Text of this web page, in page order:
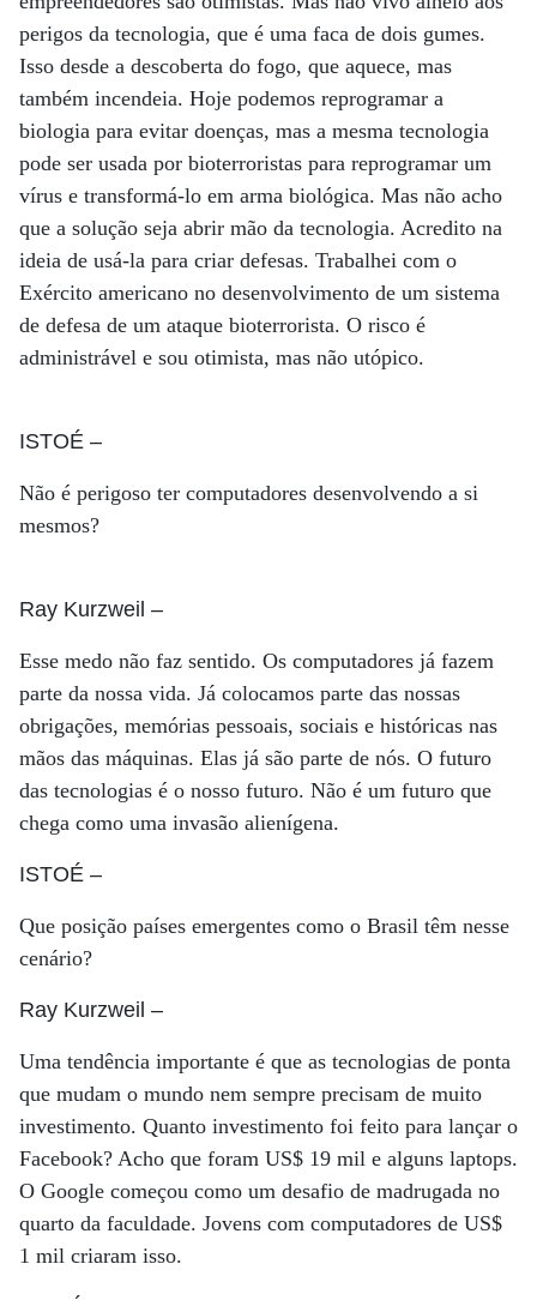
perigos da tecnologia, que é uma faca de dois gumes.
Isso desde a descoberta do fogo, que aquece, mas
também incendeia. Hoje podemos reprogramar a
biologia para evitar doenças, mas a mesma tecnologia
pode ser usada por bioterroristas para reprogramar um
vírus e transformá-lo em arma biológica. Mas não acho
que a solução seja abrir mão da tecnologia. Acredito na
ideia de usá-la para criar defesas. Trabalhei com o
Exército americano no desenvolvimento de um sistema
de defesa de um ataque bioterrorista. O risco é
administrável e sou otimista, mas não utópico.
ISTOÉ –
Não é perigoso ter computadores desenvolvendo a si
mesmos?
Ray Kurzweil –
Esse medo não faz sentido. Os computadores já fazem
parte da nossa vida. Já colocamos parte das nossas
obrigações, memórias pessoais, sociais e históricas nas
mãos das máquinas. Elas já são parte de nós. O futuro
das tecnologias é o nosso futuro. Não é um futuro que
chega como uma invasão alienígena.
ISTOÉ –
Que posição países emergentes como o Brasil têm nesse
cenário?
Ray Kurzweil –
Uma tendência importante é que as tecnologias de ponta
que mudam o mundo nem sempre precisam de muito
investimento. Quanto investimento foi feito para lançar o
Facebook? Acho que foram US$ 19 mil e alguns laptops.
O Google começou como um desafio de madrugada no
quarto da faculdade. Jovens com computadores de US$
1 mil criaram isso.